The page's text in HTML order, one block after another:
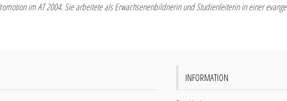
im AT 2004. Sie arbeitete als Erwachsenenbildnerin und Studienleiterin in einer
INFORMATION